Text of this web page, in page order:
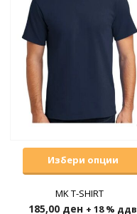
Избери опции
MK T-SHIRT
185,00 ден + 18 % ддв